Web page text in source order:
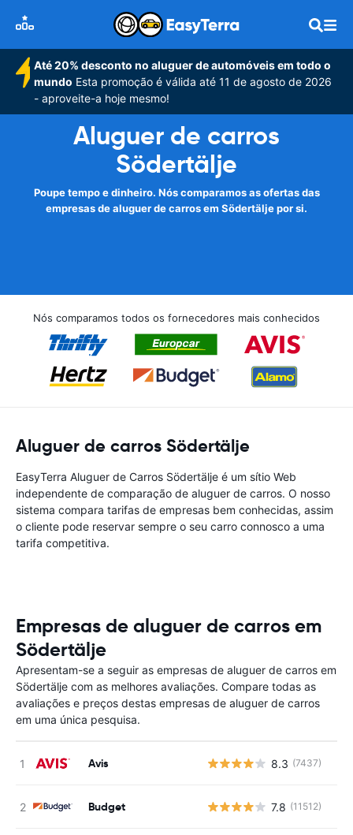
Até 20% desconto no aluguer de automóveis em todo o
mundo Esta promoção é válida até 11 de agosto de 2026
- aproveite-a hoje mesmo!
Aluguer de carros
Södertälje
Poupe tempo e dinheiro. Nós comparamos as ofertas das
empresas de aluguer de carros em Södertälje por si.
Nós comparamos todos os fornecedores mais conhecidos
Aluguer de carros Södertälje
EasyTerra Aluguer de Carros Södertälje é um sítio Web
independente de comparação de aluguer de carros. O nosso
sistema compara tarifas de empresas bem conhecidas, assim
o cliente pode reservar sempre o seu carro connosco a uma
tarifa competitiva.
Empresas de aluguer de carros em
Södertälje
Apresentam-se a seguir as empresas de aluguer de carros em
Södertälje com as melhores avaliações. Compare todas as
avaliações e preços destas empresas de aluguer de carros
em uma única pesquisa.
Avis 8.3 (7437)
Budget 7.8 (11512)